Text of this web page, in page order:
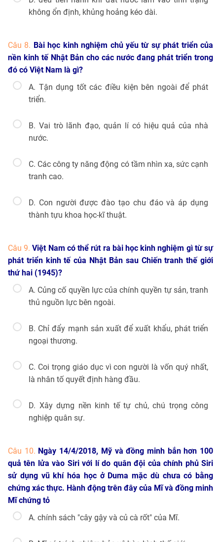
không ổn định, khủng hoảng kéo dài.
Câu 8. Bài học kinh nghiệm chủ yếu từ sự phát triển của
nền kinh tế Nhật Bản cho các nước đang phát triển trong
đó có Việt Nam là gì?
A. Tận dụng tốt các điều kiện bên ngoài để phát
triển.
B. Vai trò lãnh đạo, quản lí có hiệu quả của nhà
nước.
C. Các công ty năng động có tầm nhìn xa, sức cạnh
tranh cao.
D. Con người được đào tạo chu đáo và áp dụng
thành tựu khoa học-kĩ thuật.
Câu 9.Việt Nam có thể rút ra bài học kinh nghiệm gì từ sự
phát triển kinh tế của Nhật Bản sau Chiến tranh thế giới
thứ hai (1945)?
A. Củng cố quyền lực của chính quyền tự sản, tranh
thủ nguồn lực bên ngoài.
B. Chỉ đẩy mạnh sản xuất để xuất khẩu, phát triển
ngoại thương.
C. Coi trọng giáo dục vì con người là vốn quý nhất,
là nhân tố quyết định hàng đầu.
D. Xây dựng nền kinh tế tự chủ, chú trọng công
nghiệp quân sự.
Câu 10. Ngày 14/4/2018, Mỹ và đồng minh bắn hơn 100
quả tên lửa vào Siri với lí do quân đội của chính phủ Siri
sử dụng vũ khí hóa học ở Duma mặc dù chưa có bằng
chứng xác thực. Hành động trên đây của Mĩ và đồng minh
Mĩ chứng tỏ
A. chính sách "cây gậy và củ cà rốt" của Mĩ.